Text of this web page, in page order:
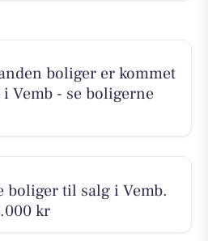
boliger er kommet
Vemb - se boligerne
boliger til salg i Vemb.
kr